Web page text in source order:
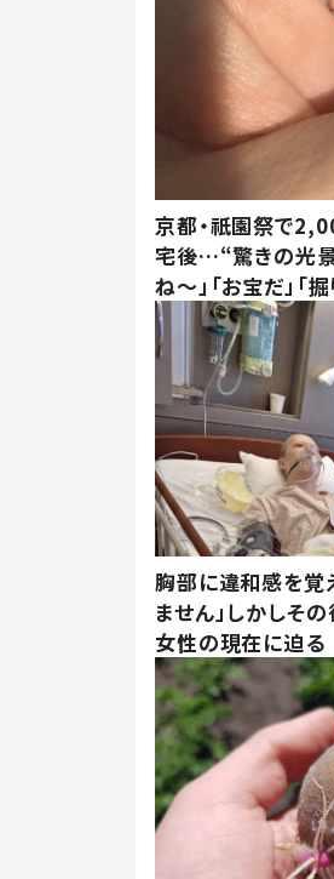
京都・祇園祭で
宅後…“驚きの光
ね～」「お宝だ」「
胸部に違和感を覚
ません」しかしそ
女性の現在に迫る